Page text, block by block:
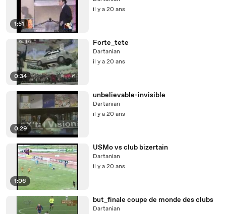
1:51
il y a 20 ans
0:34
Forte_tete
Dartanian
il y a 20 ans
0:29
unbelievable-invisible
Dartanian
il y a 20 ans
1:06
USMo vs club bizertain
Dartanian
il y a 20 ans
but_finale coupe de monde des clubs
Dartanian